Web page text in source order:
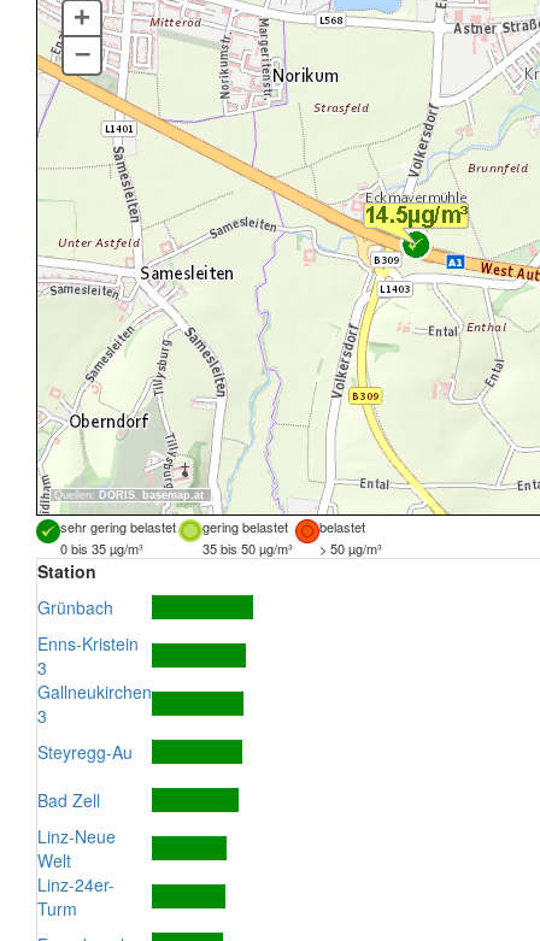
Quellen: DORIS, basemap.at
+
–
sehr gering belastet gering belastet
belastet
0 bis 35 µg/m³
35 bis 50 µg/m³ > 50 µg/m³
Station
Grünbach
Enns-Kristein
3
Gallneukirchen
3
Steyregg-Au
Bad Zell
Linz-Neue
Welt
Linz-24er-
Turm